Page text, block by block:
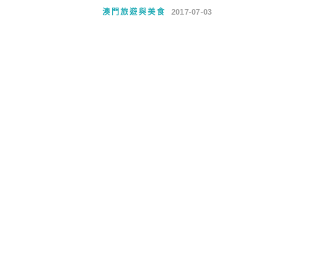
澳門旅遊與美食 2017-07-03